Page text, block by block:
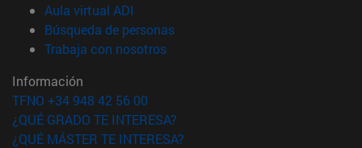
Aula virtual ADI
Búsqueda de personas(abre en nueva ventana)
Trabaja con nosotros(abre en nueva ventana)
Información
TFNO +34 948 42 56 00
¿QUÉ GRADO TE INTERESA?
¿QUÉ MÁSTER TE INTERESA?